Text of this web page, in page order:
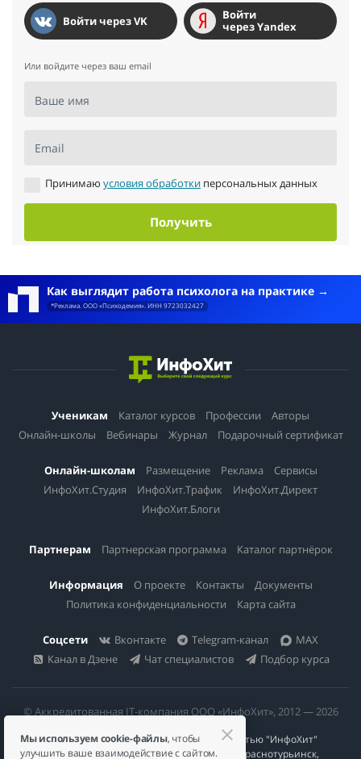
Войти через VK
Войти
через Yandex
Или войдите через ваш email
Ваше имя
Email
Принимаю условия обработки персональных данных
Получить
Как выглядит работа психолога на практике
*Реклама. ООО «Психодемия». ИНН 9723032427
Ученикам Каталог курсов Профессии
Авторы
Онлайн-школы
Вебинары Журнал Подарочный сертификат
Онлайн-школам Размещение Реклама
Сервисы
ИнфоХит.Студия
ИнфоХит.Трафик
ИнфоХит.Директ
ИнфоХит.Блоги
Партнерам Партнерская программа Каталог партнёрок
Информация О проекте Контакты
Документы
Политика конфиденциальности
Карта сайта
Соцсети Вконтакте Telegram-канал
MAX
Канал в Дзене
Чат специалистов Подбор курса
© Аккредитованная IT-компания ООО «ИнфоХит», 2012 — 2026
Общество с ограниченной ответственностью "ИнфоХит"
624446, Россия, Свердловская область, г. Краснотурьинск,
Мы используем cookie-файлы, чтобы
улучшить ваше взаимодействие с сайтом.